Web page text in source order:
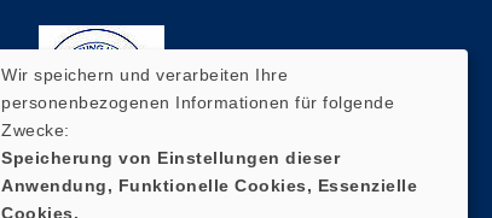
Wir speichern und verarbeiten Ihre
personenbezogenen Informationen für folgende
Zwecke:
Speicherung von Einstellungen dieser
Anwendung, Funktionelle Cookies, Essenzielle
Cookies.